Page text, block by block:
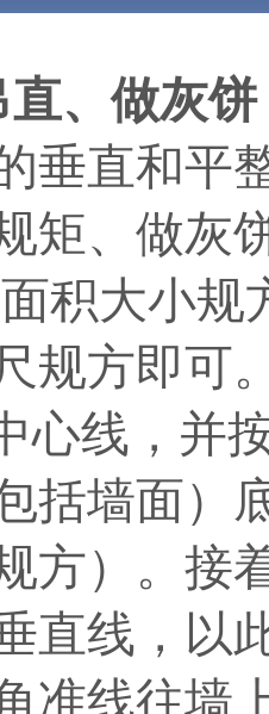
、做灰饼
垂直和平
矩、做灰
积大小规
规方即可
心线，并
括墙面）
方）。接
直线，以
准线往墙